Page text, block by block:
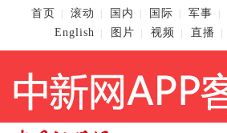
首页 滚动 国内 国际 军事
English
图片 视频 直播